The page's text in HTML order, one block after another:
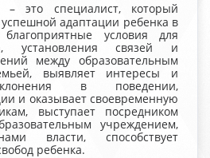
– это специалист, который
успешной адаптации ребенка в
условия для
установления связей и
между образовательным
выявляет интересы и
в поведении,
и оказывает своевременную
выступает посредником
учреждением,
власти, способствует
ребенка.